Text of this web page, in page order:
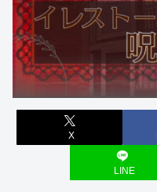
X
LINE